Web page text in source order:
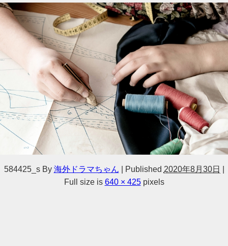
584425_s By 海外ドラマちゃん | Published 2020年8月30日 |
Full size is 640 × 425pixels